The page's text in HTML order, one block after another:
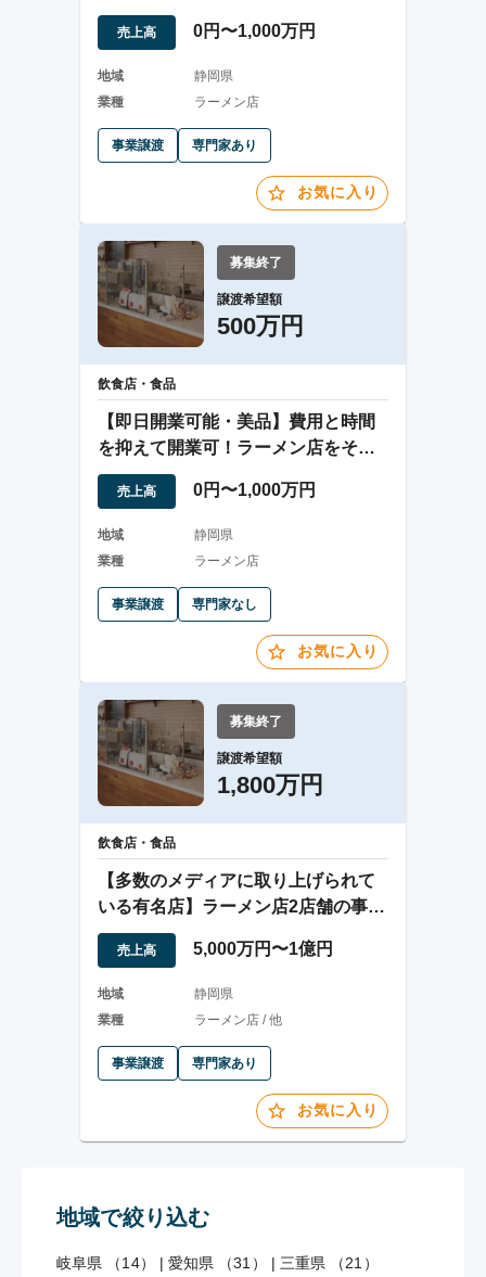
売上高 0円〜1,000万円
地域
静岡県
業種
ラーメン店
事業譲渡 専門家あり
お気に入り
募集終了
譲渡希望額
500万円
飲食店・食品
【即日開業可能・美品】費用と時間
を抑えて開業可！ラーメン店をその
まま引継ぎ！
売上高 0円〜1,000万円
地域
静岡県
業種
ラーメン店
事業譲渡 専門家なし
お気に入り
募集終了
譲渡希望額
1,800万円
飲食店・食品
【多数のメディアに取り上げられて
いる有名店】ラーメン店2店舗の事業
譲渡
売上高 5,000万円〜1億円
地域
静岡県
業種
ラーメン店 / 他
事業譲渡 専門家あり
お気に入り
地域で絞り込む
岐阜県 （14） | 愛知県 （31） | 三重県 （21）